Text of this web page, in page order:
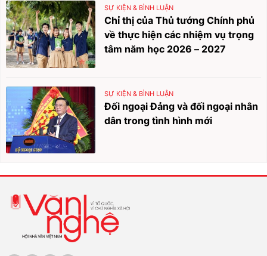
SỰ KIỆN & BÌNH LUẬN
Chỉ thị của Thủ tướng Chính phủ
về thực hiện các nhiệm vụ trọng
tâm năm học 2026 – 2027
SỰ KIỆN & BÌNH LUẬN
Đối ngoại Đảng và đối ngoại nhân
dân trong tình hình mới